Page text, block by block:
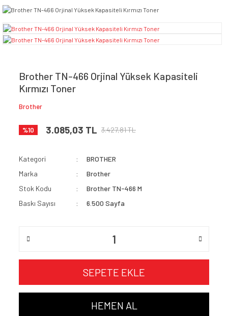
Brother TN-466 Orjinal Yüksek Kapasiteli
Kırmızı Toner
Brother
%10 3.085,03 TL 3.427,81 TL
Kategori
BROTHER
Marka
Brother
Stok Kodu
Brother TN-466 M
Baskı Sayısı
6.500 Sayfa
SEPETE EKLE
HEMEN AL